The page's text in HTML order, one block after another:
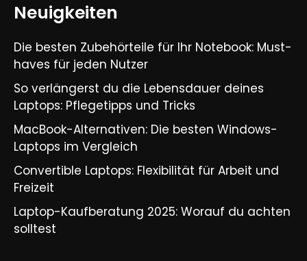
Neuigkeiten
Die besten Zubehörteile für Ihr Notebook: Must-
haves für jeden Nutzer
So verlängerst du die Lebensdauer deines
Laptops: Pflegetipps und Tricks​
MacBook-Alternativen: Die besten Windows-
Laptops im Vergleich​
Convertible Laptops: Flexibilität für Arbeit und
Freizeit​
Laptop-Kaufberatung 2025: Worauf du achten
solltest​